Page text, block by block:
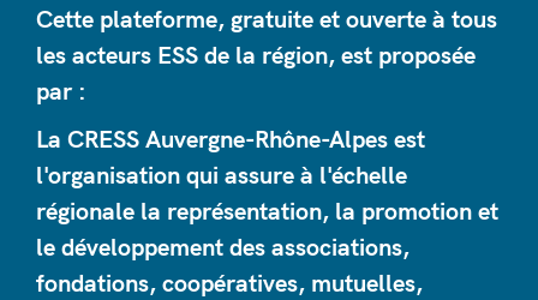
Cette plateforme, gratuite et ouverte à tous
les acteurs ESS de la région, est proposée
par :
La CRESS Auvergne-Rhône-Alpes est
l'organisation qui assure à l'échelle
régionale la représentation, la promotion et
le développement des associations,
fondations, coopératives, mutuelles,